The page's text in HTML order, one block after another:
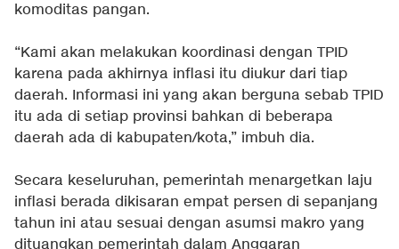
komoditas pangan.
“Kami akan melakukan koordinasi dengan TPID
karena pada akhirnya inflasi itu diukur dari tiap
daerah. Informasi ini yang akan berguna sebab TPID
itu ada di setiap provinsi bahkan di beberapa
daerah ada di kabupaten/kota,” imbuh dia.
Secara keseluruhan, pemerintah menargetkan laju
inflasi berada dikisaran empat persen di sepanjang
tahun ini atau sesuai dengan asumsi makro yang
dituangkan pemerintah dalam Anggaran